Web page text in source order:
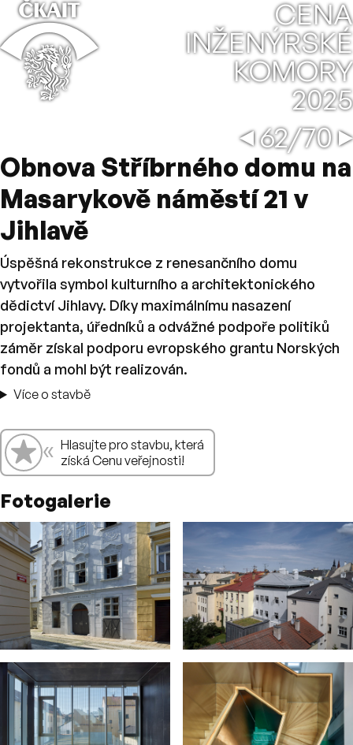
CENA
INŽENÝRSKÉ
KOMORY
2025
⌂
←Nová
62/70→
Obnova Stříbrného domu na
Masarykově náměstí 21 v
Jihlavě
Úspěšná rekonstrukce z renesančního domu
vytvořila symbol kulturního a architektonického
dědictví Jihlavy. Díky maximálnímu nasazení
projektanta, úředníků a odvážné podpoře politiků
záměr získal podporu evropského grantu Norských
fondů a mohl být realizován.
Více o stavbě
Hlasování
👍 « Hlasujte pro stavbu, která
získá Cenu veřejnosti!
Fotogalerie